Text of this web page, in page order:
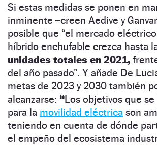
Si estas medidas se ponen en
inminente –creen Aedive y
posible que “el mercado
híbrido enchufable crezca hasta
unidades totales en 2021,
del año pasado”. Y añade De
metas de 2023 y 2030 también
alcanzarse: “Los objetivos que
para la movilidad eléctrica son
teniendo en cuenta de dónde
el empeño del ecosistema